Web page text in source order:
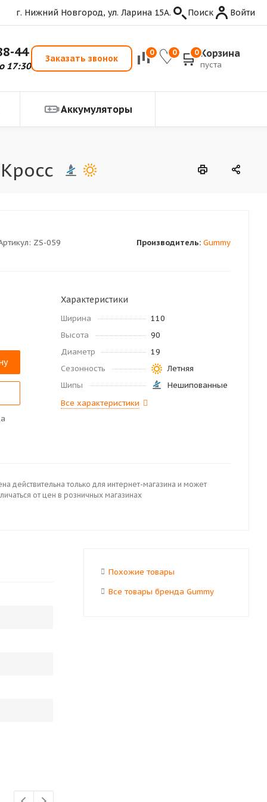
г. Нижний Новгород, ул. Ларина 15А. Поиск Войти
44
17:30
Заказать звонок
0 0 0 Корзина
пуста
Аккумуляторы
ZS-059 Производитель: Gummy
Характеристики
Ширина
110
Высота
90
Диаметр
19
Сезонность
Летняя
Шипы
Нешипованные
Все характеристики
действительна только для интернет-магазина и может
от цен в розничных магазинах
Похожие товары
Все товары бренда Gummy